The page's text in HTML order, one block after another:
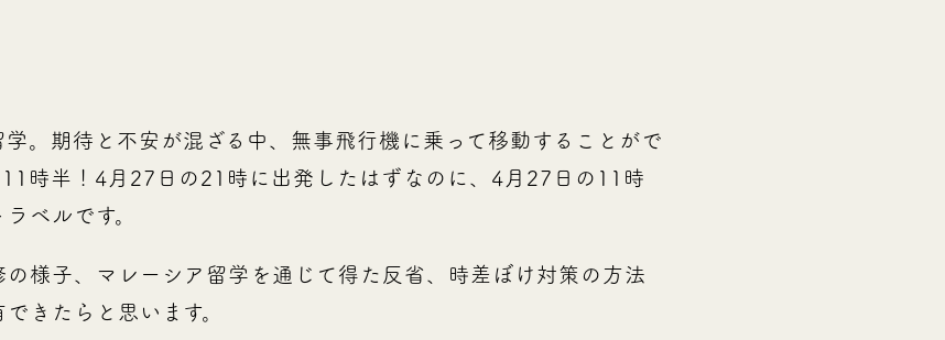
。期待と不安が混ざる中、無事飛行機に乗って移動することがで
11時半！4月27日の21時に出発したはずなのに、4月27日の11時
ベルです。
の様子、マレーシア留学を通じて得た反省、時差ぼけ対策の方法
きたらと思います。